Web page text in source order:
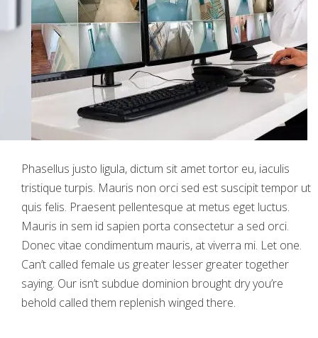
Phasellus justo ligula, dictum sit amet tortor eu, iaculis
tristique turpis. Mauris non orci sed est suscipit tempor ut
quis felis. Praesent pellentesque at metus eget luctus.
Mauris in sem id sapien porta consectetur a sed orci.
Donec vitae condimentum mauris, at viverra mi. Let one.
Can’t called female us greater lesser greater together
saying. Our isn’t subdue dominion brought dry you’re
behold called them replenish winged there.